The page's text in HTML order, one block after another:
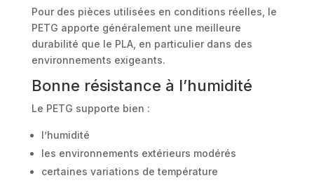
Pour des pièces utilisées en conditions réelles, le
PETG apporte généralement une meilleure
durabilité que le PLA, en particulier dans des
environnements exigeants.
Bonne résistance à l’humidité
Le PETG supporte bien :
l’humidité
les environnements extérieurs modérés
certaines variations de température